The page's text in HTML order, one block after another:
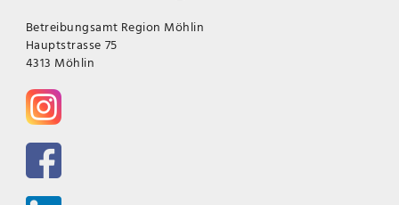
Betreibungsamt Region Möhlin
Hauptstrasse 75
4313 Möhlin